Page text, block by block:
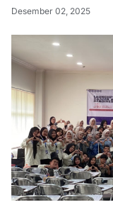
Desember 02, 2025